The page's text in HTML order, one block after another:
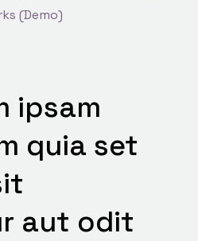
(Demo)
ipsam
quia set
aut odit